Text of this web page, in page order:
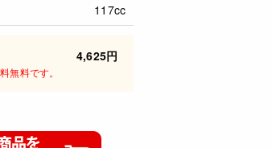
117cc
4,625円
無料です。